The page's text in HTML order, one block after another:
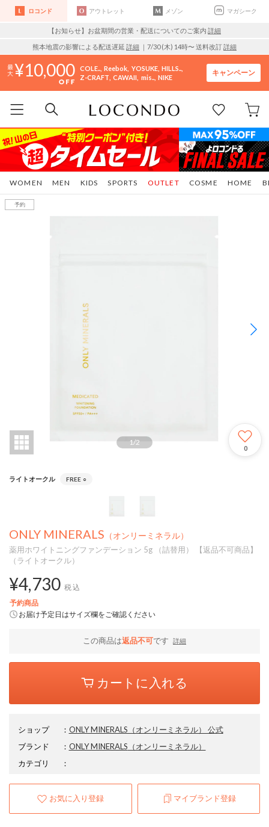
ロコンド アウトレット メゾン マガシーク
【お知らせ】お盆期間の営業・配送についてのご案内 詳細
熊本地震の影響による配送遅延 詳細 ｜7/30 (木) 14時〜 送料改訂詳細
10,000 COLE.. Reebok YOSUKE HILLS..
Z-CRAFT CAWAII mis.. NIKE
キャンペーン
WOMEN MEN KIDS SPORTS COSME HOME
OUTLET
1/2
0
ライトオークル FREE ○
ONLY MINERALS （オンリーミネラル）
薬用ホワイトニングファンデーション 5g （詰替用） 【返品不可商品】
（ライトオークル）
¥4,730 税込
予約商品
お届け予定日はサイズ欄をご確認ください
この商品は返品不可です 詳細
カートに入れる
ショップ ： ONLY MINERALS（オンリーミネラル） 公式
ブランド
： ONLY MINERALS （オンリーミネラル）
カテゴリ
：
お気に入り登録 マイブランド登録